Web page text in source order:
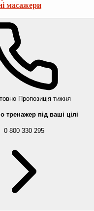
масажери
Пропозиція тижня
тренажер під ваші цілі
0 800 330 295